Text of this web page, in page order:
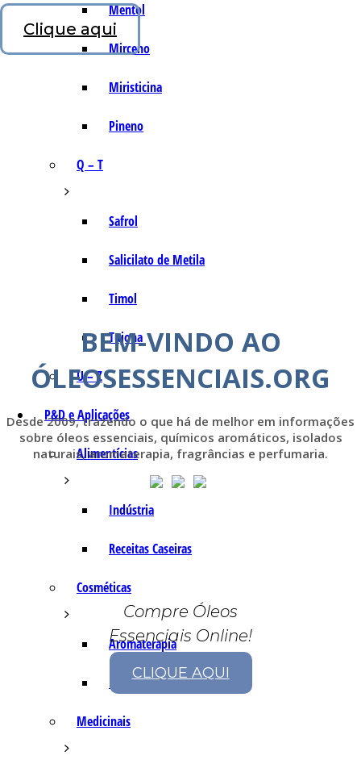
Mentol
Mirceno
Miristicina
Pineno
Q – T
Safrol
Salicilato de Metila
Timol
Tujona
U – Z
P&D e Aplicações
Alimentícias
Indústria
Receitas Caseiras
Cosméticas
Aromaterapia
Fórmulas Caseiras
Medicinais
Clique aqui
BEM-VINDO AO
ÓLEOSESSENCIAIS.ORG
Desde 2009, trazendo o que há de melhor em informações
sobre óleos essenciais, químicos aromáticos, isolados
naturais, aromaterapia, fragrâncias e perfumaria.
Compre Óleos
Essenciais Online!
CLIQUE AQUI